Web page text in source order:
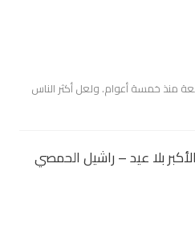
منذ خمسة أعوام. ولعل أكثر الناس
بلا عيد – راشيل الحمصي